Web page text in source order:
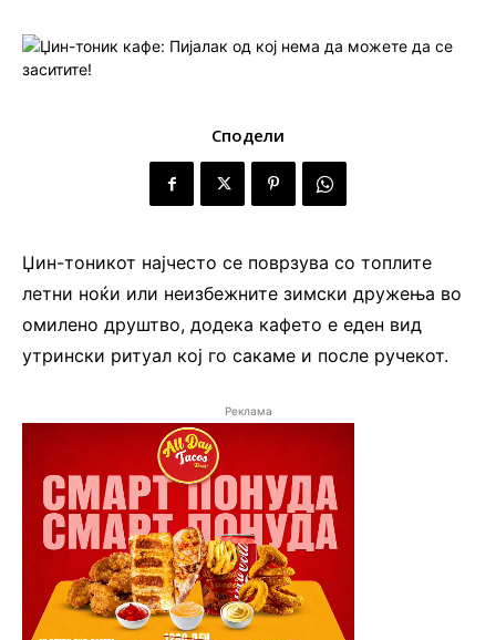
Сподели
Џин-тоникот најчесто се поврзува со топлите
летни ноќи или неизбежните зимски дружења во
омилено друштво, додека кафето е еден вид
утрински ритуал кој го сакаме и после ручекот.
Реклама